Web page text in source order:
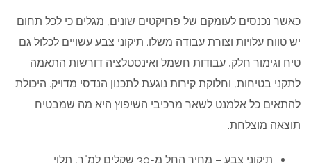
כאשר נכנסים לעומקם של פרויקטים שונים, מגלים כי לכל תחום
יש טווח עלויות וצורת עבודה משלו. תיקוני צבע עשויים לכלול גם
טיח וגימור חלק, עבודות חשמל ואינסטלציה דורשות התאמה
לתקני בטיחות, וחלוקת קירות נוגעת לתכנון הנדסי מדויק. היכולת
להתאים כל אלמנט לשאר מרכיבי השיפוץ היא מה שמבטיח
תוצאה מוצלחת.
תיקוני צבע – מחיר החל מ-30 שקלים למ"ר, תלוי